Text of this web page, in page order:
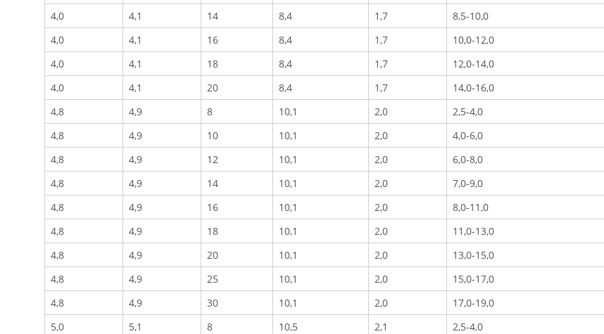
4,0
4,1 14 8,4 1,7 8,5-10,0
4,0
4,1 16 8,4 1,7 10,0-12,0
4,0
4,1 18 8,4 1,7 12,0-14,0
4,0
4,1 20 8,4 1,7 14,0-16,0
4,8
4,9 8 10,1 2,0 2,5-4,0
4,8
4,9 10 10,1 2,0 4,0-6,0
4,8
4,9 12 10,1 2,0 6,0-8,0
4,8
4,9 14 10,1 2,0 7,0-9,0
4,8
4,9 16 10,1 2,0 8,0-11,0
4,8
4,9 18 10,1 2,0 11,0-13,0
4,8
4,9 20 10,1 2,0 13,0-15,0
4,8
4,9 25 10,1 2,0 15,0-17,0
4,8
4,9 30 10,1 2,0 17,0-19,0
5,0
5,1 8 10,5 2,1 2,5-4,0